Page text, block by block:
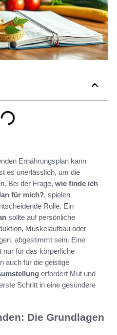
Ernährungsplan kann
es unerlässlich, um die
Bei der Frage, wie finde ich
für mich?, spielen
Rolle. Ein
sollte auf persönliche
Muskelaufbau oder
abgestimmt sein. Eine
nur für das körperliche
auch für die geistige
erfordert Mut und
Schritt in eine gesündere
Die Grundlagen